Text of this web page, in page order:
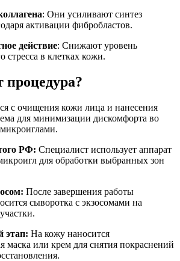
: Они усиливают синтез
активации фибробластов.
действие: Снижают уровень
стресса в клетках кожи.
процедура?
с очищения кожи лица и нанесения
для минимизации дискомфорта во
РФ: Специалист использует аппарат
для обработки выбранных зон
После завершения работы
сыворотка с экзосомами на
этап: На кожу наносится
маска или крем для снятия покраснений